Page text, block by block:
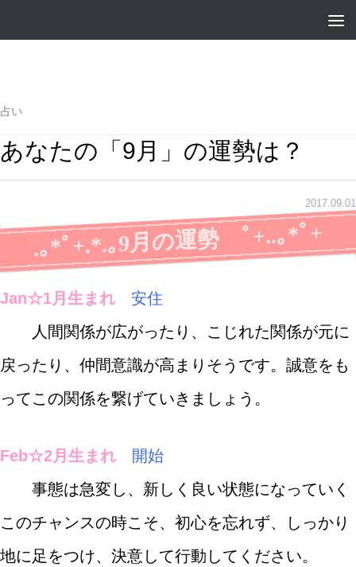
占い
あなたの「9月」の運勢は？
2017.09.01
.｡*ﾟ+.*.｡9月の運勢 ﾟ+..｡*ﾟ+
Jan☆1月生まれ
安住
人間関係が広がったり、こじれた関係が元に
戻ったり、仲間意識が高まりそうです。誠意をも
ってこの関係を繋げていきましょう。
Feb☆2月生まれ
開始
事態は急変し、新しく良い状態になっていく
このチャンスの時こそ、初心を忘れず、しっかり
地に足をつけ、決意して行動してください。